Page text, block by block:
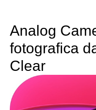
Analog
fotografica
Clear